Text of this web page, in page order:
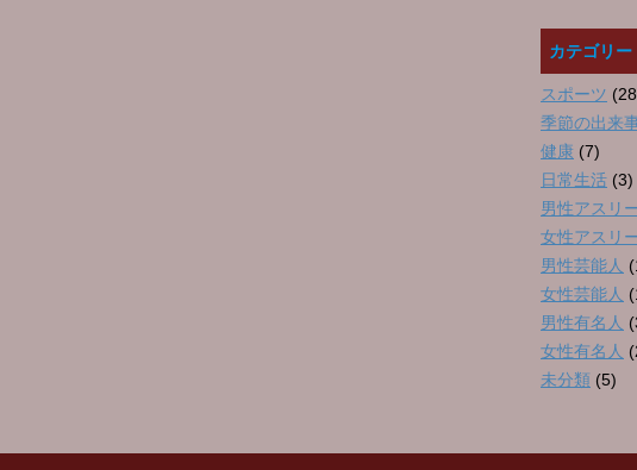
カテゴリー
スポーツ
季節の出来
健康 (7)
日常生活 (3)
男性アスリ
女性アスリ
男性芸能人
女性芸能人
男性有名人
女性有名人
未分類 (5)